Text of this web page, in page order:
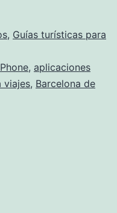
, Guías turísticas para
, aplicaciones
viajes, Barcelona de